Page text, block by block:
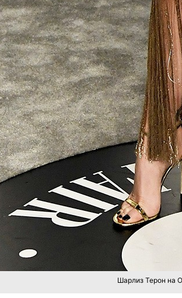
Шарлиз Терон на